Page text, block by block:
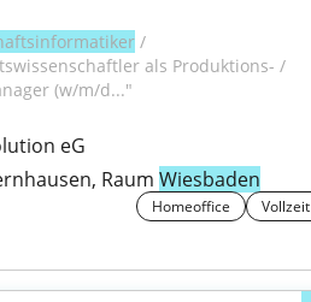
/
als Produktions- /
(w/m/d..."
eG
Raum Wiesbaden
Homeoffice Vollzeit